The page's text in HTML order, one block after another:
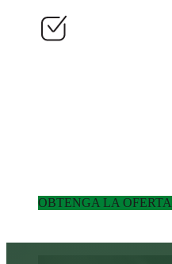
OBTENGA LA OFERTA